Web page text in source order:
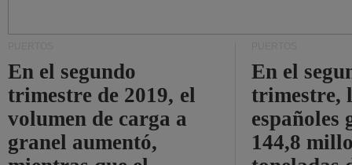
En el segundo
trimestre de 2019, el
volumen de carga a
granel aumentó,
En el
trimestre,
españoles
144,8